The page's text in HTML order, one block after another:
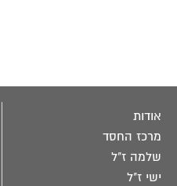
אודות
מרכז החסד
שלמה ז"ל
ישי ז"ל